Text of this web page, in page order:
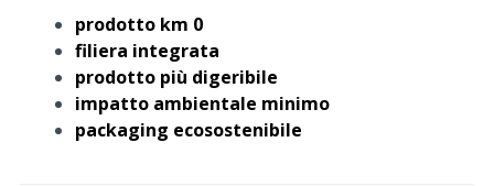
prodotto km 0
filiera integrata
prodotto più digeribile
impatto ambientale minimo
packaging ecosostenibile